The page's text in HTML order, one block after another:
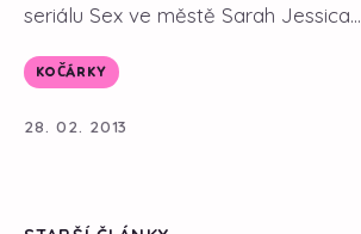
seriálu Sex ve městě Sarah Jessica...
KOČÁRKY
28. 02. 2013